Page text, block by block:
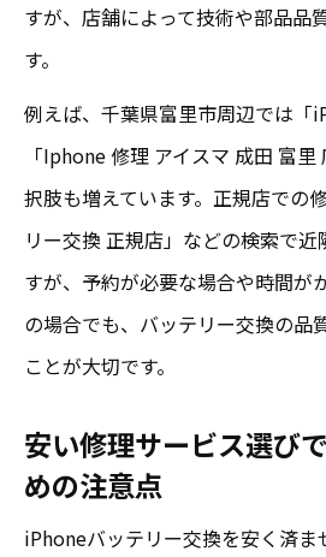
すが、店舗によって技術や部品品
す。
例えば、千葉県富里市周辺では「
「Iphone 修理 アイスマ 成田 富
択肢も増えています。正規店での
リー交換 正規店」などの検索で
すが、予約が必要な場合や時間が
の場合でも、バッテリー交換の品
ことが大切です。
安い修理サービス選び
めの注意点
iPhoneバッテリー交換を安く済ま